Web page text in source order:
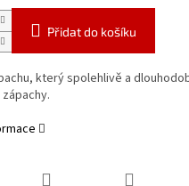
Přidat do košíku
který spolehlivě a